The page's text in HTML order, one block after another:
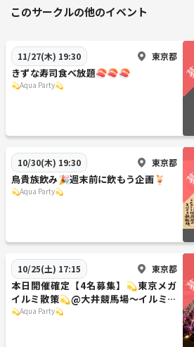
このサークルの他のイベント
11/27(木) 19:30 東京都
きずな寿司食べ放題🍣🍣🍣
💫Aqua Party💫
10/30(木) 19:30 東京都
鳥貴族飲み🎉週末前に飲もう企画🍹
💫Aqua Party💫
10/25(土) 17:15 東京都
本日開催確定【4名募集】💫東京メガ
イルミ散策💫@大井競馬場〜イルミネ
ーション巡りの旅〜
💫Aqua Party💫